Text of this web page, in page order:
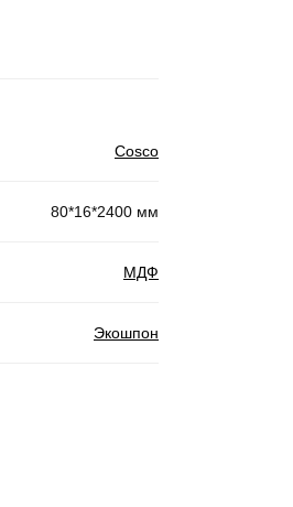
Cosco
80*16*2400 мм
МДФ
Экошпон